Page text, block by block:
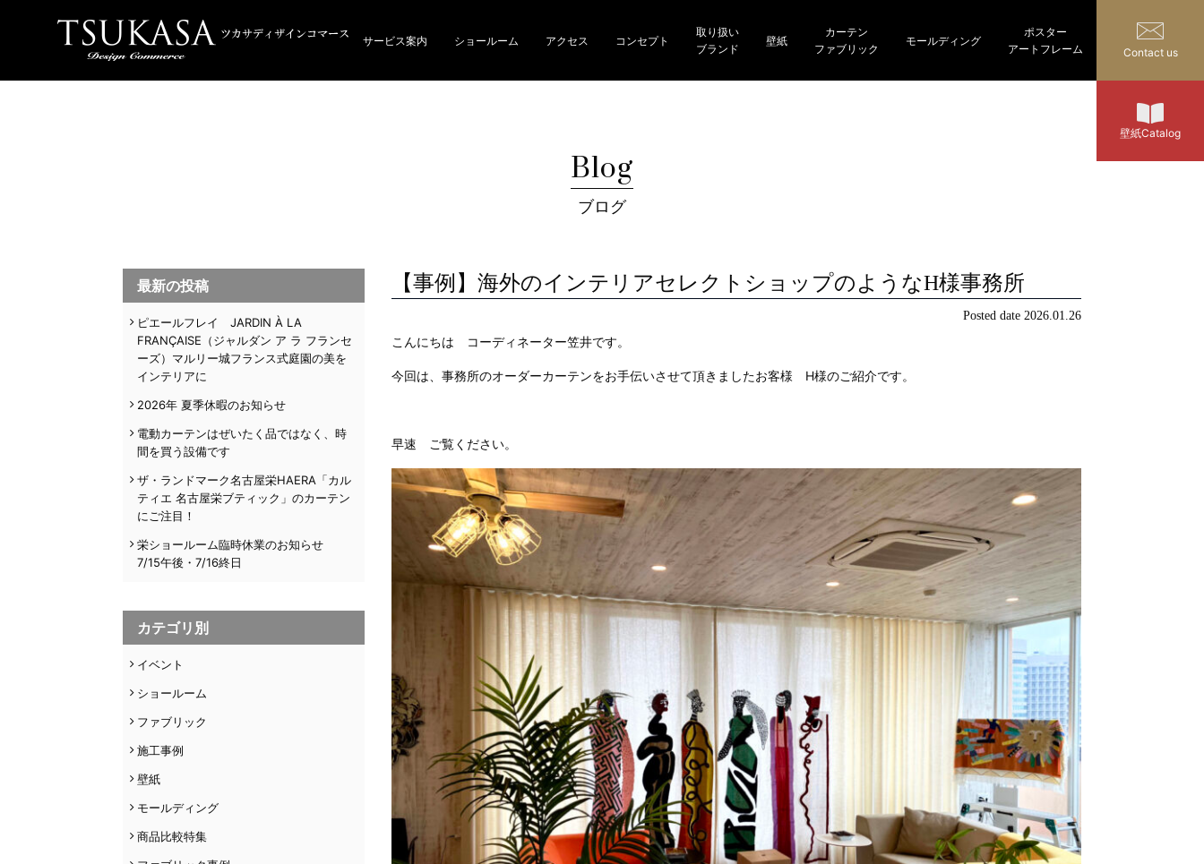
サービス案内 ショールーム アクセス コンセプト
取り扱い
ブランド
壁紙
カーテン
ファブリック
モールディング
ポスター
アートフレーム
Contact us
壁紙Catalog
Blog
ブログ
【事例】海外のインテリアセレクトショップのようなH様事務所
Posted date 2026.01.26
こんにちは コーディネーター笠井です。
今回は、事務所のオーダーカーテンをお手伝いさせて頂きましたお客様 H様のご紹介です。
早速 ご覧ください。
最新の投稿
ピエールフレイ JARDIN À LA
FRANÇAISE（ジャルダン ア ラ フランセ
ーズ）マルリー城フランス式庭園の美を
インテリアに
2026年 夏季休暇のお知らせ
電動カーテンはぜいたく品ではなく、時
間を買う設備です
ザ・ランドマーク名古屋栄HAERA「カル
ティエ 名古屋栄ブティック」のカーテン
にご注目！
栄ショールーム臨時休業のお知らせ
7/15午後・7/16終日
カテゴリ別
イベント
ショールーム
ファブリック
施工事例
壁紙
モールディング
商品比較特集